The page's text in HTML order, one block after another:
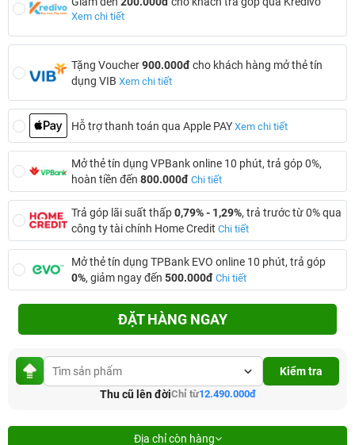
Xem chi tiết
Tặng Voucher900.000đcho khách hàng mở thẻ tín
dụng VIB Xem chi tiết
Hỗ trợ thanh toán qua Apple PAY Xem chi tiết
Mở thẻ tín dụng VPBank online 10 phút, trả góp 0%,
hoàn tiền đến 800.000đ Chi tiết
Trả góp lãi suất thấp0,79% - 1,29%, trả trước từ 0% qua
công ty tài chính Home Credit Chi tiết
Mở thẻ tín dụng TPBank EVO online 10 phút, trả góp
0%, giảm ngay đến 500.000đ Chi tiết
ĐẶT HÀNG NGAY
Kiểm tra
Thu cũ lên đờiChỉ từ12.490.000đ
Địa chỉ còn hàng